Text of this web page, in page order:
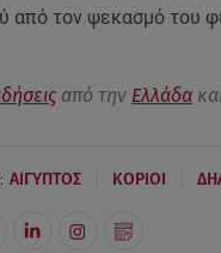
από τον ψεκασμό του
από την Ελλάδα
ΑΙΓΥΠΤΟΣ ΚΟΡΙΟΙ